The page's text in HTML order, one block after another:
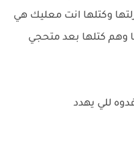
وكتلها انت معليك هي
وهم كتلها بعد متحجي
للي يهدد